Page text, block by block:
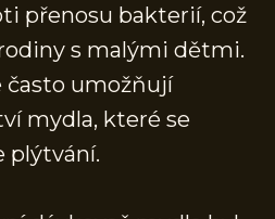
přenosu bakterií, což
s malými dětmi.
často umožňují
mydla, které se
plýtvání.